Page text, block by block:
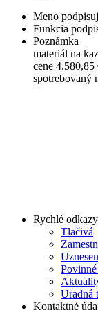
Meno
Funkcia
Poznámka
materiál na
cene
spotrebovaný
Rychlé odkazy
Tlačivá
Uradná
Kontaktné